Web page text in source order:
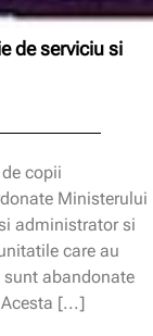
de serviciu si
copii
Ministerului
administrator si
care au
abandonate
[...]